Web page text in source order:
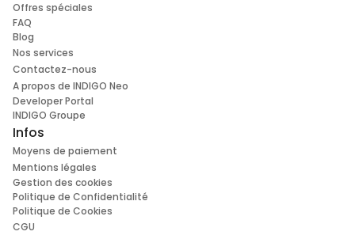
Offres spéciales
FAQ
Blog
Nos services
Contactez-nous
A propos de INDIGO Neo
Developer Portal
INDIGO Groupe
Infos
Moyens de paiement
Mentions légales
Gestion des cookies
Politique de Confidentialité
Politique de Cookies
CGU